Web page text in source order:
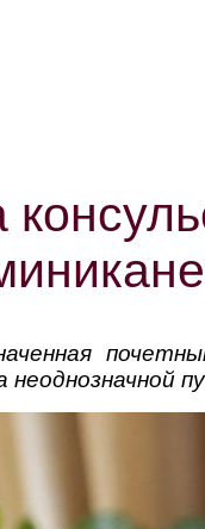
неоднозначной